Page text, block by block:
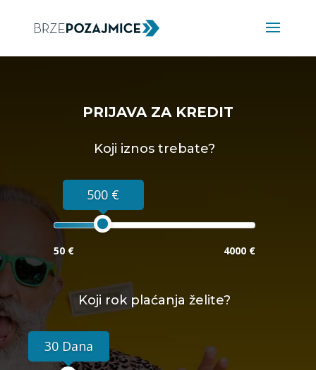
PRIJAVA ZA KREDIT
Koji iznos trebate?
500 €
50 € 4000 €
Koji rok plaćanja želite?
30 Dana